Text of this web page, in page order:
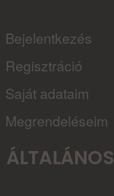
Bejelentkezés
Regisztráció
Saját adataim
Megrendeléseim
ÁLTALÁNOS